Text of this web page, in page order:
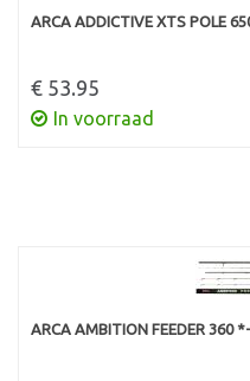
ARCA ADDICTIVE XTS POLE
€ 53.95
In voorraad
ARCA AMBITION FEEDER 360 *-